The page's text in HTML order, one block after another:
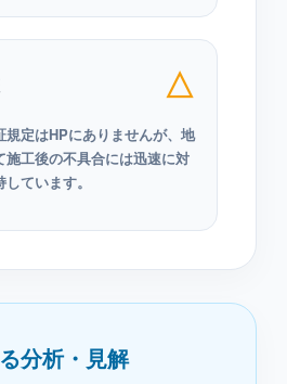
△
規定はHPにありませんが、地
施工後の不具合には迅速に対
ています。
分析・見解